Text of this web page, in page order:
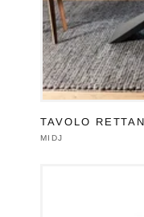
TAVOLO
Produttore:
MIDJ